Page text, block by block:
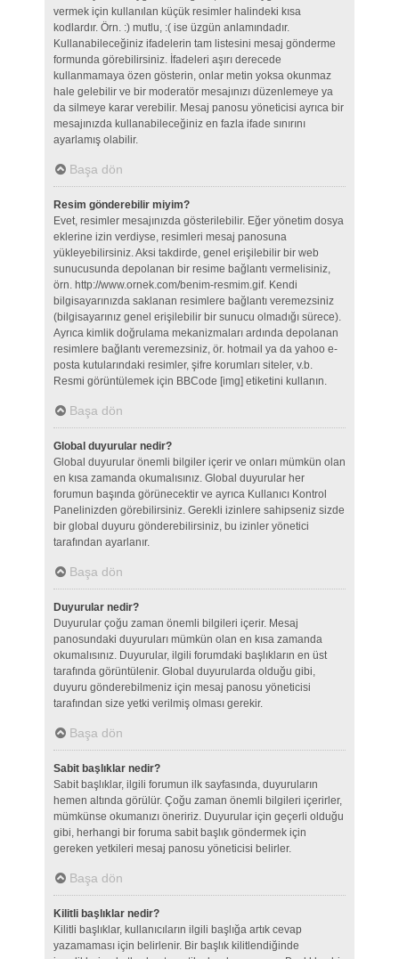
vermek için kullanılan küçük resimler halindeki kısa
kodlardır. Örn. :) mutlu, :( ise üzgün anlamındadır.
Kullanabileceğiniz ifadelerin tam listesini mesaj gönderme
formunda görebilirsiniz. İfadeleri aşırı derecede
kullanmamaya özen gösterin, onlar metin yoksa okunmaz
hale gelebilir ve bir moderatör mesajınızı düzenlemeye ya
da silmeye karar verebilir. Mesaj panosu yöneticisi ayrıca bir
mesajınızda kullanabileceğiniz en fazla ifade sınırını
ayarlamış olabilir.
Başa dön
Resim gönderebilir miyim?
Evet, resimler mesajınızda gösterilebilir. Eğer yönetim dosya
eklerine izin verdiyse, resimleri mesaj panosuna
yükleyebilirsiniz. Aksi takdirde, genel erişilebilir bir web
sunucusunda depolanan bir resime bağlantı vermelisiniz,
örn. http://www.ornek.com/benim-resmim.gif. Kendi
bilgisayarınızda saklanan resimlere bağlantı veremezsiniz
(bilgisayarınız genel erişilebilir bir sunucu olmadığı sürece).
Ayrıca kimlik doğrulama mekanizmaları ardında depolanan
resimlere bağlantı veremezsiniz, ör. hotmail ya da yahoo e-
posta kutularındaki resimler, şifre korumları siteler, v.b.
Resmi görüntülemek için BBCode [img] etiketini kullanın.
Başa dön
Global duyurular nedir?
Global duyurular önemli bilgiler içerir ve onları mümkün olan
en kısa zamanda okumalısınız. Global duyurular her
forumun başında görünecektir ve ayrıca Kullanıcı Kontrol
Panelinizden görebilirsiniz. Gerekli izinlere sahipseniz sizde
bir global duyuru gönderebilirsiniz, bu izinler yönetici
tarafından ayarlanır.
Başa dön
Duyurular nedir?
Duyurular çoğu zaman önemli bilgileri içerir. Mesaj
panosundaki duyuruları mümkün olan en kısa zamanda
okumalısınız. Duyurular, ilgili forumdaki başlıkların en üst
tarafında görüntülenir. Global duyurularda olduğu gibi,
duyuru gönderebilmeniz için mesaj panosu yöneticisi
tarafından size yetki verilmiş olması gerekir.
Başa dön
Sabit başlıklar nedir?
Sabit başlıklar, ilgili forumun ilk sayfasında, duyuruların
hemen altında görülür. Çoğu zaman önemli bilgileri içerirler,
mümkünse okumanızı öneririz. Duyurular için geçerli olduğu
gibi, herhangi bir foruma sabit başlık göndermek için
gereken yetkileri mesaj panosu yöneticisi belirler.
Başa dön
Kilitli başlıklar nedir?
Kilitli başlıklar, kullanıcıların ilgili başlığa artık cevap
yazamaması için belirlenir. Bir başlık kilitlendiğinde